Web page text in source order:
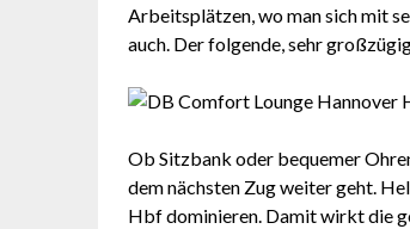
Arbeitsplätzen, wo man sich mit
auch. Der folgende, sehr
Ob Sitzbank oder bequemer
dem nächsten Zug weiter geht.
Hbf dominieren. Damit wirkt die